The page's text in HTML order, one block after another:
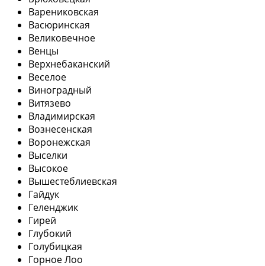
Варениковская
Васюринская
Великовечное
Венцы
Верхнебаканский
Веселое
Виноградный
Витязево
Владимирская
Вознесенская
Воронежская
Выселки
Высокое
Вышестеблиевская
Гайдук
Геленджик
Гирей
Глубокий
Голубицкая
Горное Лоо